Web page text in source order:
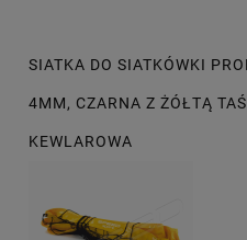
SIATKA DO SIATKÓWKI
4MM, CZARNA Z ŻÓŁTĄ
KEWLAROWA